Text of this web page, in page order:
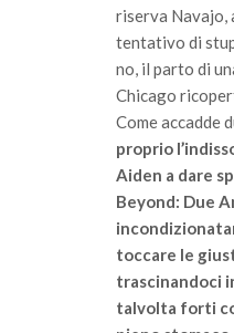
riserva Navajo,
tentativo di
no, il parto di
Chicago
Come accadde
proprio
Aiden a dare
Beyond: Due
toccare le
trascinandoci
talvolta forti